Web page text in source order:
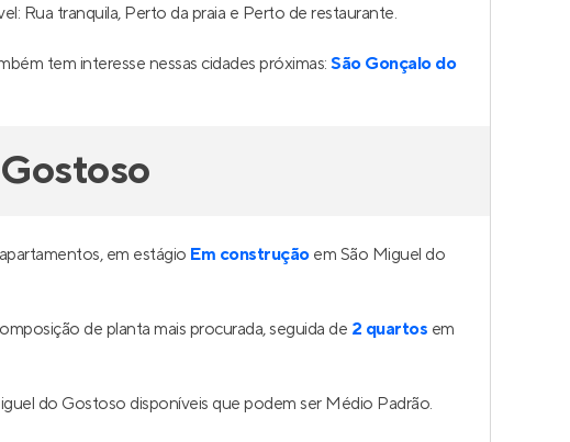
Rua tranquila, Perto da praia e Perto de restaurante.
tem interesse nessas cidades próximas:São Gonçalo do
em estágio Em construçãoem São Miguel do
de planta mais procurada, seguida de 2 quartos em
do Gostoso disponíveis que podem ser Médio Padrão.